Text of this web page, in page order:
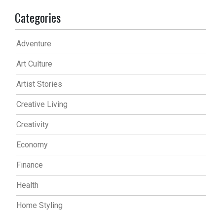
Categories
Adventure
Art Culture
Artist Stories
Creative Living
Creativity
Economy
Finance
Health
Home Styling